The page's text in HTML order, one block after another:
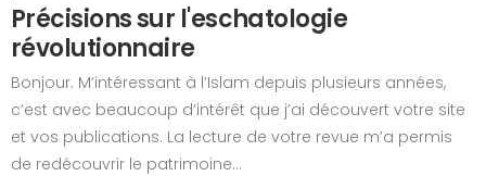
Précisions sur l'eschatologie
révolutionnaire
Bonjour. M’intéressant à l’Islam depuis plusieurs années,
c’est avec beaucoup d’intérêt que j’ai découvert votre site
et vos publications. La lecture de votre revue m’a permis
de redécouvrir le patrimoine...